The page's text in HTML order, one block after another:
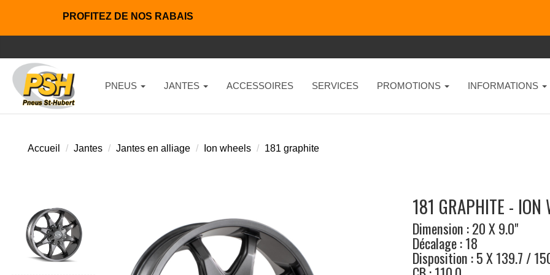
PROFITEZ DE NOS RABAIS
PNEUS JANTES ACCESSOIRES SERVICES PROMOTIONS INFORMATIONS
Accueil Jantes Jantes en alliage Ion wheels 181 graphite
181 GRAPHITE - ION
Dimension : 20 X 9.0"
Décalage : 18
Disposition : 5 X 139.7 /